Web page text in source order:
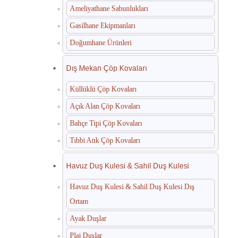
Ameliyathane Sabunlukları
Gasilhane Ekipmanları
Doğumhane Ürünleri
Dış Mekan Çöp Kovaları
Küllüklü Çöp Kovaları
Açık Alan Çöp Kovaları
Bahçe Tipi Çöp Kovaları
Tıbbi Atık Çöp Kovaları
Havuz Duş Kulesi & Sahil Duş Kulesi
Havuz Duş Kulesi & Sahil Duş Kulesi Dış
Ortam
Ayak Duşlar
Plaj Duşlar